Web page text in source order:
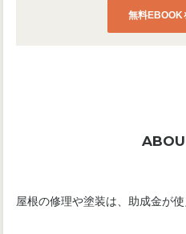
無料EBOOK
屋根の修理や塗装は、助成金が